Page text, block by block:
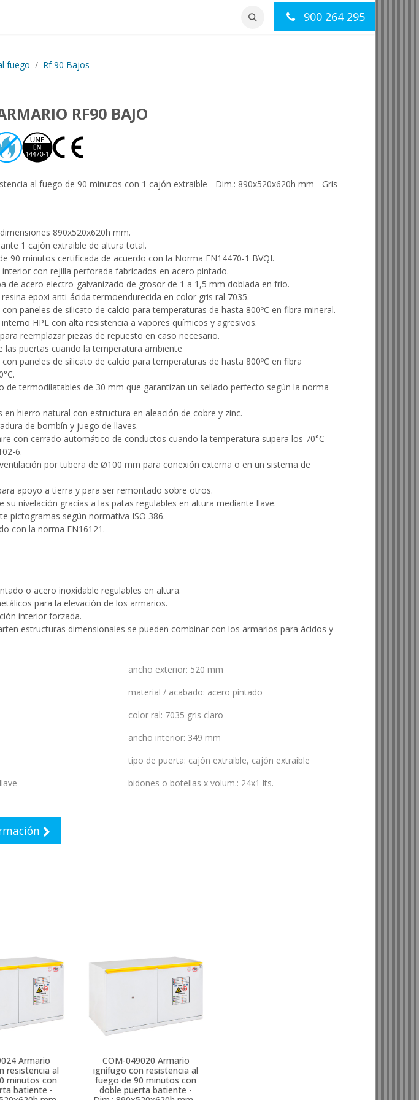
900 264 295
fuego Rf 90 Bajos
RF90 BAJO
al fuego de 90 minutos con 1 cajón extraible - Dim.: 890x520x620h mm - Gris
890x520x620h mm.
1 cajón extraible de altura total.
90 minutos certificada de acuerdo con la Norma EN14470-1 BVQI.
con rejilla perforada fabricados en acero pintado.
de acero electro-galvanizado de grosor de 1 a 1,5 mm doblada en frío.
epoxi anti-ácida termoendurecida en color gris ral 7035.
paneles de silicato de calcio para temperaturas de hasta 800ºC en fibra mineral.
HPL con alta resistencia a vapores químicos y agresivos.
reemplazar piezas de repuesto en caso necesario.
las puertas cuando la temperatura ambiente
paneles de silicato de calcio para temperaturas de hasta 800ºC en fibra
de termodilatables de 30 mm que garantizan un sellado perfecto según la norma
en hierro natural con estructura en aleación de cobre y zinc.
de bombín y juego de llaves.
con cerrado automático de conductos cuando la temperatura supera los 70°C
6.
por tubera de Ø100 mm para conexión externa o en un sistema de
apoyo a tierra y para ser remontado sobre otros.
su nivelación gracias a las patas regulables en altura mediante llave.
pictogramas según normativa ISO 386.
con la norma EN16121.
o acero inoxidable regulables en altura.
para la elevación de los armarios.
interior forzada.
estructuras dimensionales se pueden combinar con los armarios para ácidos y
ancho exterior: 520 mm
material / acabado: acero pintado
color ral: 7035 gris claro
ancho interior: 349 mm
tipo de puerta: cajón extraible, cajón extraible
llave bidones o botellas x volum.: 24x1 lts.
Armario
resistencia al
minutos con
batiente -
COM-049020 Armario
ignífugo con resistencia al
fuego de 90 minutos con
doble puerta batiente -